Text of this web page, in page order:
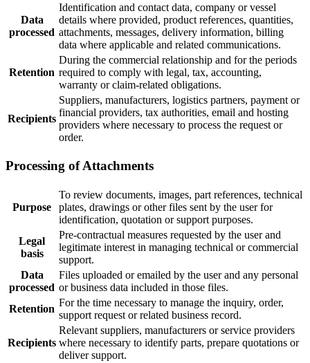
Data
processed
Identification and contact data, company or vessel
details where provided, product references, quantities,
attachments, messages, delivery information, billing
data where applicable and related communications.
Retention
During the commercial relationship and for the periods
required to comply with legal, tax, accounting,
warranty or claim-related obligations.
Recipients
Suppliers, manufacturers, logistics partners, payment or
financial providers, tax authorities, email and hosting
providers where necessary to process the request or
order.
Processing of Attachments
Purpose
To review documents, images, part references, technical
plates, drawings or other files sent by the user for
identification, quotation or support purposes.
Legal
basis
Pre-contractual measures requested by the user and
legitimate interest in managing technical or commercial
support.
Data
processed
Files uploaded or emailed by the user and any personal
or business data included in those files.
Retention
For the time necessary to manage the inquiry, order,
support request or related business record.
Recipients
Relevant suppliers, manufacturers or service providers
where necessary to identify parts, prepare quotations or
deliver support.